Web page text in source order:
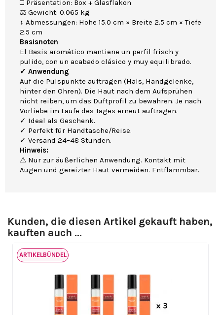
□ Präsentation: Box + Glasflakon
⚖ Gewicht: 0.065 kg
↕ Abmessungen: Höhe 15.0 cm × Breite 2.5 cm × Tiefe
2.5 cm
Basisnoten
El Basis aromático mantiene un perfil frisch y
pulido, con un acabado clásico y muy equilibrado.
✓ Anwendung
Auf die Pulspunkte auftragen (Hals, Handgelenke,
hinter den Ohren). Die Haut nach dem Aufsprühen
nicht reiben, um das Duftprofil zu bewahren. Je nach
Vorliebe im Laufe des Tages erneut auftragen.
✓ Ideal als Geschenk.
✓ Perfekt für Handtasche/Reise.
✓ Versand 24–48 Stunden.
Hinweis:
⚠ Nur zur äußerlichen Anwendung. Kontakt mit
Augen und gereizter Haut vermeiden. Entflammbar.
Kunden, die diesen Artikel gekauft haben,
kauften auch ...
ARTIKELBÜNDEL